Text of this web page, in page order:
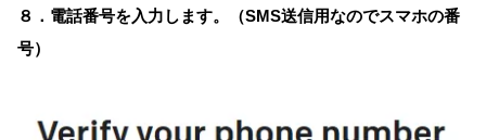
８．電話番号を入力します。（SMS送信用なのでスマホの番
号）